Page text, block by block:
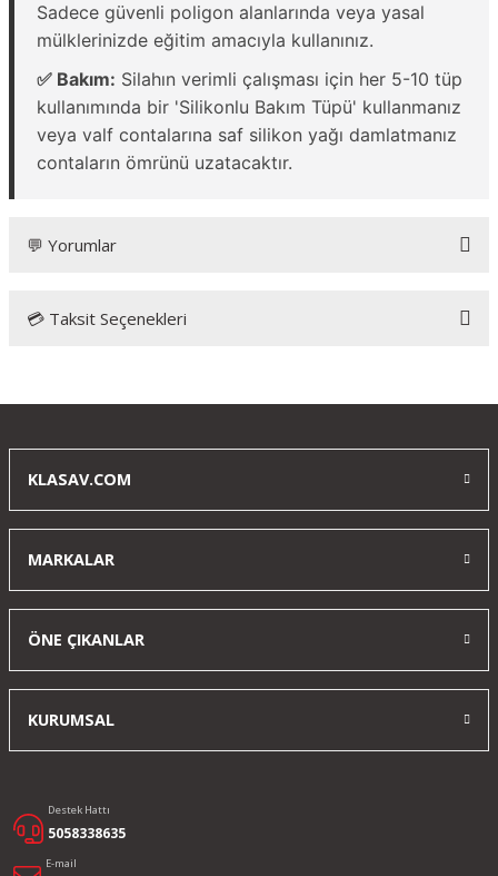
Sadece güvenli poligon alanlarında veya yasal
mülklerinizde eğitim amacıyla kullanınız.
✅ Bakım: Silahın verimli çalışması için her 5-10 tüp
kullanımında bir 'Silikonlu Bakım Tüpü' kullanmanız
veya valf contalarına saf silikon yağı damlatmanız
contaların ömrünü uzatacaktır.
💬 Yorumlar
Bu ürüne ilk yorumu siz yapın!
💳 Taksit Seçenekleri
KLASAV.COM
MARKALAR
ÖNE ÇIKANLAR
KURUMSAL
Destek Hattı
5058338635
E-mail